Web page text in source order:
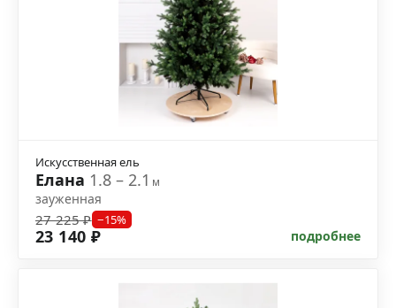
Искусственная ель
Елана 1.8 – 2.1м
зауженная
27 225 ₽ −15%
23 140 ₽ подробнее